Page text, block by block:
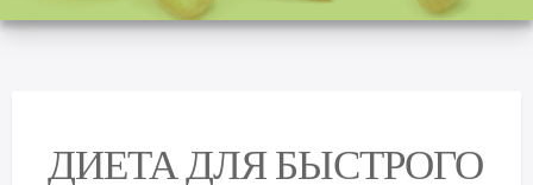
ДИЕТА ДЛЯ БЫСТРОГО